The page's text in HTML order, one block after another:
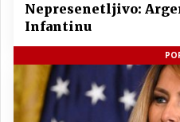
Nepresenetljivo:
Infantinu